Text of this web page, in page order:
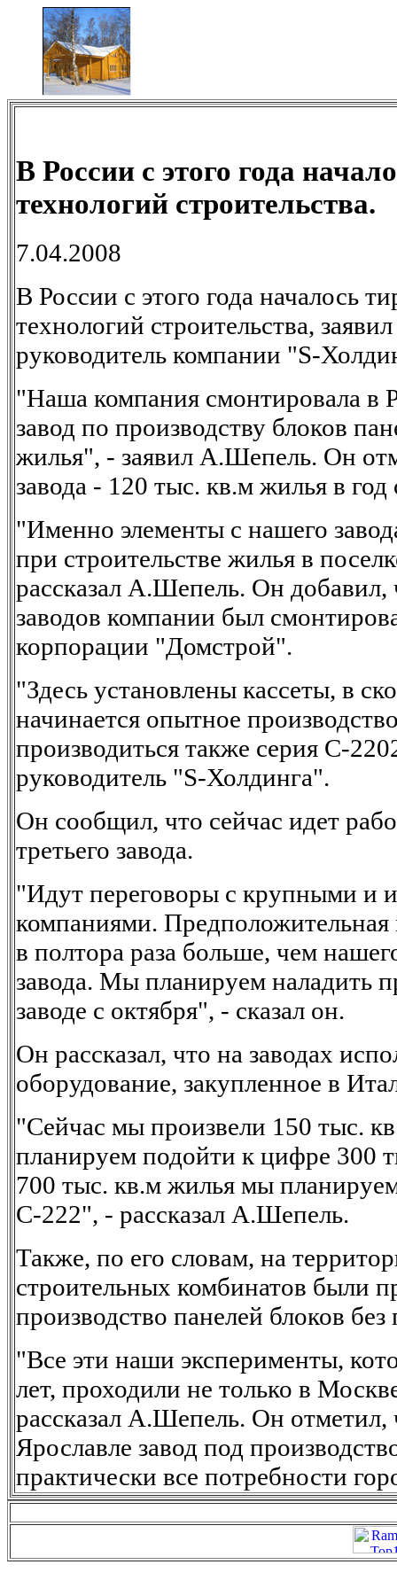
В России с этого года
технологий строительства.
7.04.2008
В России с этого года началось
технологий строительства,
руководитель компании "S-
"Наша компания смонтировала в
завод по производству блоков
жилья", - заявил А.Шепель. Он
завода - 120 тыс. кв.м жилья в
"Именно элементы с нашего
при строительстве жилья в
рассказал А.Шепель. Он добавил,
заводов компании был
корпорации "Домстрой".
"Здесь установлены кассеты, в
начинается опытное
производиться также серия С-
руководитель "S-Холдинга".
Он сообщил, что сейчас идет
третьего завода.
"Идут переговоры с крупными и
компаниями. Предположительная
в полтора раза больше, чем
завода. Мы планируем наладить
заводе с октября", - сказал он.
Он рассказал, что на заводах
оборудование, закупленное в
"Сейчас мы произвели 150 тыс.
планируем подойти к цифре 300
700 тыс. кв.м жилья мы
С-222", - рассказал А.Шепель.
Также, по его словам, на
строительных комбинатов были
производство панелей блоков
"Все эти наши эксперименты,
лет, проходили не только в
рассказал А.Шепель. Он отметил,
Ярославле завод под
практически все потребности